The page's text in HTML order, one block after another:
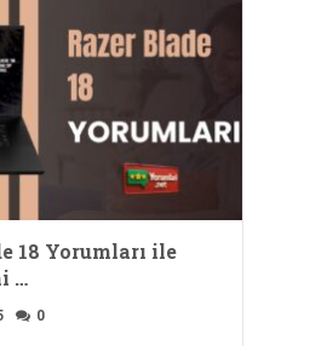
18 Yorumları ile
…
0